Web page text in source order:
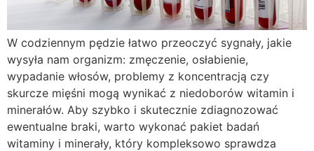
W codziennym pędzie łatwo przeoczyć sygnały, jakie
wysyła nam organizm: zmęczenie, osłabienie,
wypadanie włosów, problemy z koncentracją czy
skurcze mięśni mogą wynikać z niedoborów witamin i
minerałów. Aby szybko i skutecznie zdiagnozować
ewentualne braki, warto wykonać pakiet badań
witaminy i minerały, który kompleksowo sprawdza